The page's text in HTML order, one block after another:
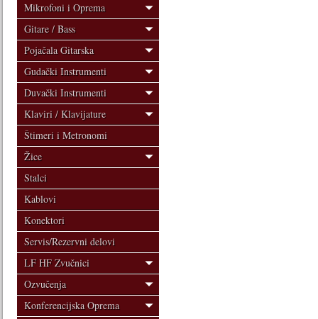
Mikrofoni i Oprema
Gitare / Bass
Pojačala Gitarska
Gudački Instrumenti
Duvački Instrumenti
Klaviri / Klavijature
Štimeri i Metronomi
Žice
Stalci
Kablovi
Konektori
Servis/Rezervni delovi
LF HF Zvučnici
Ozvučenja
Konferencijska Oprema